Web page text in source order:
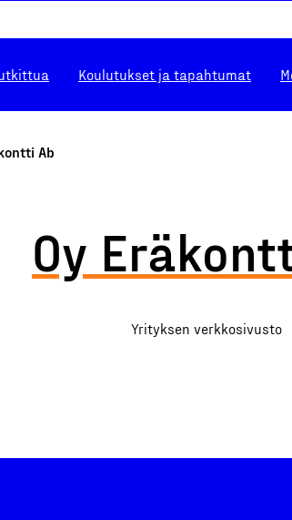
Koulutukset ja tapahtumat
Ab
Oy
Yrityksen verkkosivusto